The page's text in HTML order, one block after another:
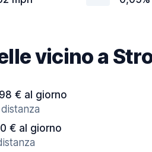
vicino a
€ al giorno
€ al giorno